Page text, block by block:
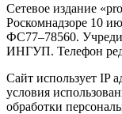
Сетевое издание
Роскомнадзоре 10
ФС77–78560.
ИНГУП. Телефон
Сайт использует IP
условия
обработки